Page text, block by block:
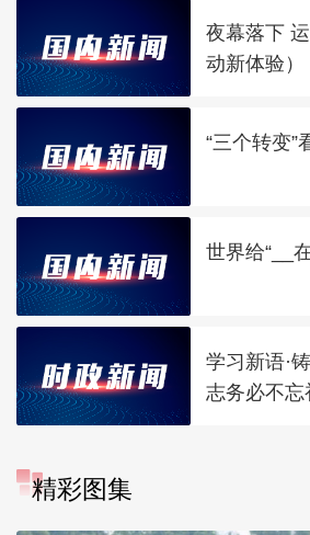
夜幕落下
动新体验）
“三个转变”
世界给“__
学习新语·
志务必不忘
精彩图集